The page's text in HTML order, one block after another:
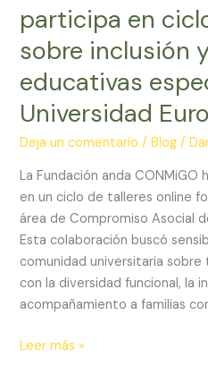
participa en
sobre inclusión
educativas
Universidad
Deja un comentario /Blog /
La Fundación anda
en un ciclo de talleres online
área de Compromiso Asocial
Esta colaboración buscó
comunidad universitaria
con la diversidad funcional, la
acompañamiento a familias
Leer más »